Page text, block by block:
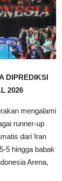
DIPREDIKSI
2026
mengalami
runner-up
dari Iran
5 hingga babak
Arena,